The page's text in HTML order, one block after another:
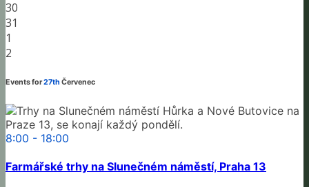
30
31
1
2
Events for27th Červenec
8:00 - 18:00
Farmářské trhy na Slunečném náměstí, Praha 13